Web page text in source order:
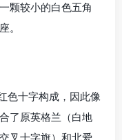
颗较小的白色五角
。
色十字构成，因此像
了原英格兰（白地